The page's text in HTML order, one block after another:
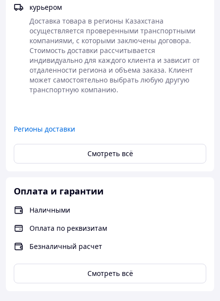
курьером
Доставка товара в регионы Казахстана
осуществляется проверенными транспортными
компаниями, с которыми заключены договора.
Стоимость доставки рассчитывается
индивидуально для каждого клиента и зависит от
отдаленности региона и объема заказа. Клиент
может самостоятельно выбрать любую другую
транспортную компанию.
Регионы доставки
Смотреть всё
Оплата и гарантии
Наличными
Оплата по реквизитам
Безналичный расчет
Смотреть всё